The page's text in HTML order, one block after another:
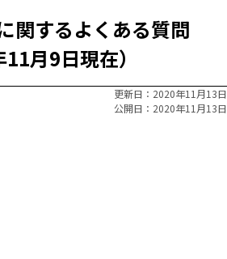
関するよくある質問
月9日現在）
更新日
2020年11月13日
公開日
2020年11月13日